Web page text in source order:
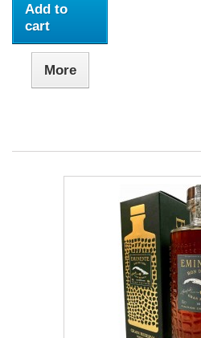
Add to
cart
More